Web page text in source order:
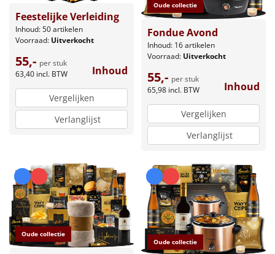
Feestelijke Verleiding
Inhoud: 50 artikelen
Voorraad: Uitverkocht
55,- per stuk
63,40 incl. BTW Inhoud
Vergelijken
Verlanglijst
Oude collectie
Fondue Avond
Inhoud: 16 artikelen
Voorraad: Uitverkocht
55,- per stuk
65,98 incl. BTW Inhoud
Vergelijken
Verlanglijst
Oude collectie
Oude collectie